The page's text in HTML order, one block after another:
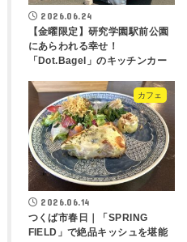
2026.06.24
【金曜限定】研究学園駅前公園
にあらわれる幸せ！
「Dot.Bagel」のキッチンカー
カフェ
2026.06.14
つくば市春日｜「SPRING
FIELD」で絶品キッシュを堪能